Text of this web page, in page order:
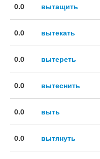
0.0 вытащить
0.0 вытекать
0.0 вытереть
0.0 вытеснить
0.0 выть
0.0 вытянуть